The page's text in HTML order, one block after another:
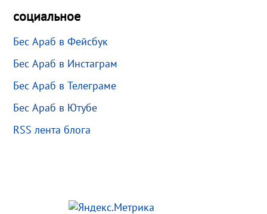
социальное
Бес Араб в Фейсбук
Бес Араб в Инстаграм
Бес Араб в Телеграме
Бес Араб в Ютубе
RSS лента блога